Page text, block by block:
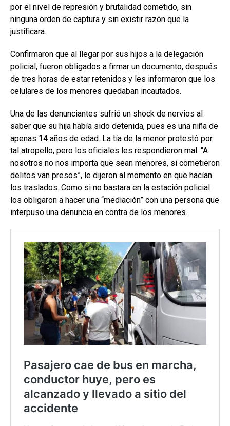
por el nivel de represión y brutalidad cometido, sin
ninguna orden de captura y sin existir razón que la
justificara.
Confirmaron que al llegar por sus hijos a la delegación
policial, fueron obligados a firmar un documento, después
de tres horas de estar retenidos y les informaron que los
celulares de los menores quedaban incautados.
Una de las denunciantes sufrió un shock de nervios al
saber que su hija había sido detenida, pues es una niña de
apenas 14 años de edad. La tía de la menor protestó por
tal atropello, pero los oficiales les respondieron mal. “A
nosotros no nos importa que sean menores, si cometieron
delitos van presos”, le dijeron al momento en que hacían
los traslados. Como si no bastara en la estación policial
los obligaron a hacer una “mediación” con una persona que
interpuso una denuncia en contra de los menores.